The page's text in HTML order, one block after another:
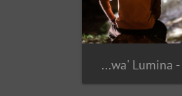
Onhwa' Lumina - Zone tortue